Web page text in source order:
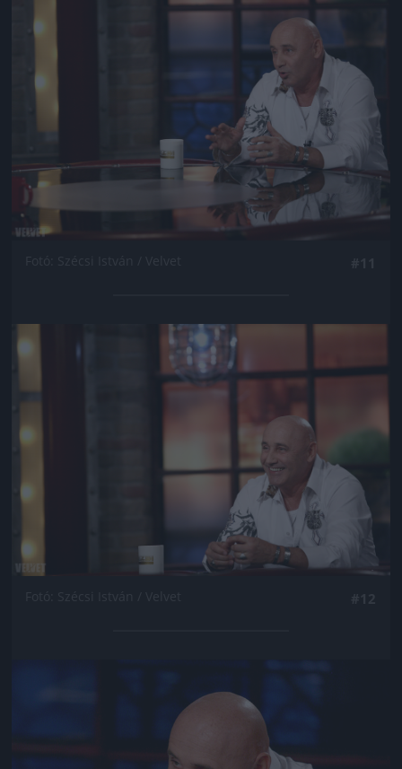
Jön még kép!
Jön még kép!
Jön még kép!